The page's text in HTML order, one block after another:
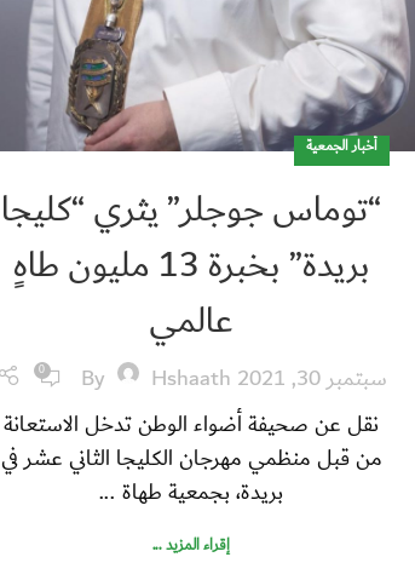
أخبار الجمعية
“توماس جوجلر” يثري “كليجا
بريدة” بخبرة 13 مليون طاهٍ
عالمي
سبتمبر 30, 2021 By Hshaath
0
نقل عن صحيفة أضواء الوطن تدخل الاستعانة
من قبل منظمي مهرجان الكليجا الثاني عشر في
بريدة، بجمعية طهاة ...
إقراء المزيد ...